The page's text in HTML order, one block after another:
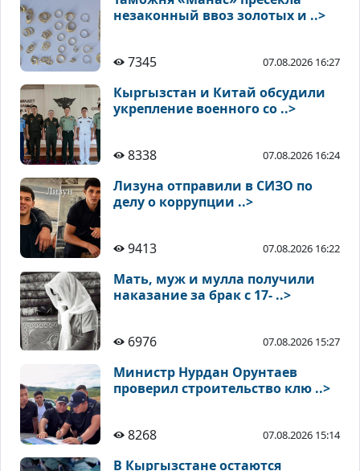
незаконный ввоз золотых и ..>
7345 07.08.2026 16:27
Кыргызстан и Китай обсудили
укрепление военного со ..>
8338 07.08.2026 16:24
Лизуна отправили в СИЗО по
делу о коррупции ..>
9413 07.08.2026 16:22
Мать, муж и мулла получили
наказание за брак с 17- ..>
6976 07.08.2026 15:27
Министр Нурдан Орунтаев
проверил строительство клю ..>
8268 07.08.2026 15:14
В Кыргызстане остаются